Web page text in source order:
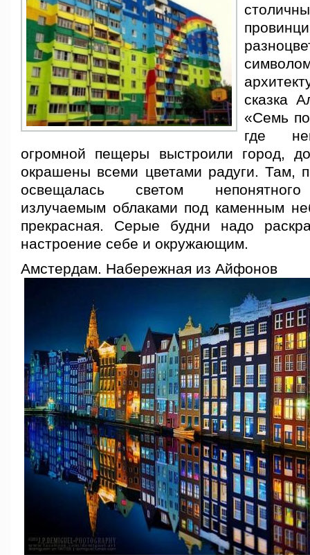
сказка
«Семь
где
огромной пещеры выстроили город,
окрашены всеми цветами радуги. Там,
освещалась светом непонятного
излучаемым облаками под каменным
прекрасная. Серые будни надо
настроение себе и окружающим.
Амстердам. Набережная из Айфонов